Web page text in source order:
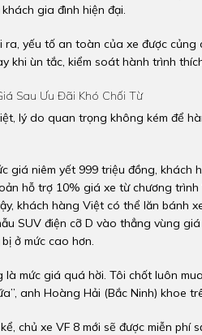
gia đình hiện đại.
ra, yếu tố an toàn của xe được
khi ùn tắc, kiểm soát hành trình
Sau Ưu Đãi Khó Chối Từ
lý do quan trọng không kém để
giá niêm yết 999 triệu đồng,
hỗ trợ 10% giá xe từ chương
khách hàng Việt có thể lăn bánh
SUV điện cỡ D vào thẳng vùng
ở mức cao hơn.
là mức giá quá hời. Tôi chốt luôn
anh Hoàng Hải (Bắc Ninh) khoe
chủ xe VF 8 mới sẽ được miễn